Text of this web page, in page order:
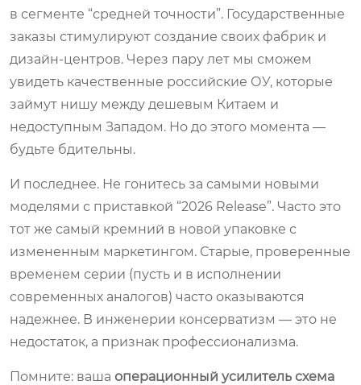
в сегменте “средней точности”. Государственные
заказы стимулируют создание своих фабрик и
дизайн-центров. Через пару лет мы сможем
увидеть качественные российские ОУ, которые
займут нишу между дешевым Китаем и
недоступным Западом. Но до этого момента —
будьте бдительны.
И последнее. Не гонитесь за самыми новыми
моделями с приставкой “2026 Release”. Часто это
тот же самый кремний в новой упаковке с
измененным маркетингом. Старые, проверенные
временем серии (пусть и в исполнении
современных аналогов) часто оказываются
надежнее. В инженерии консерватизм — это не
недостаток, а признак профессионализма.
Помните: ваша операционный усилитель схема